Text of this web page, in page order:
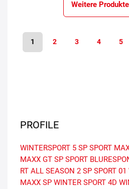
Weitere
1 2 3 4 5
PROFILE
WINTERSPORT 5 SP SPORT
MAXX GT SP SPORT
RT ALL SEASON 2 SP SPORT 01
MAXX SP WINTER SPORT 4D